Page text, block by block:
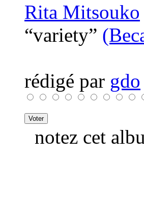
Rita Mitsouko
“variety”
rédigé par gdo
notez cet